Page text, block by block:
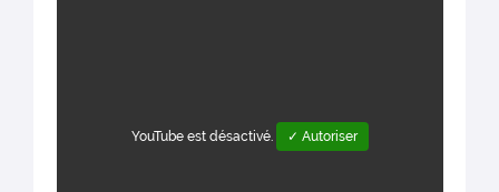
YouTube est désactivé. ✓ Autoriser